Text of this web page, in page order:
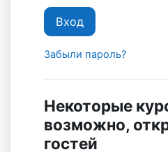
Вход
Забыли пароль?
Некоторые
возможно,
гостей